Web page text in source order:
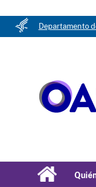
Departamento